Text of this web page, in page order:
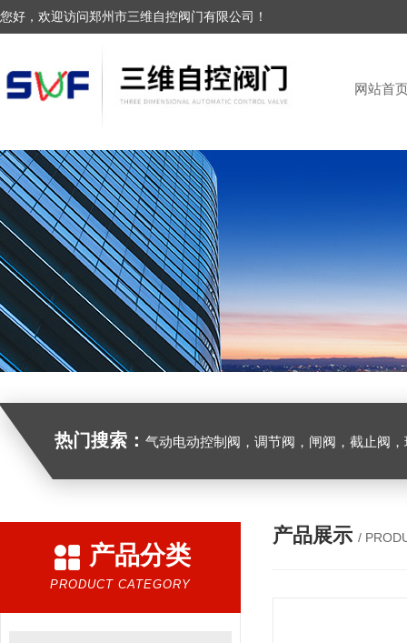
您好，欢迎访问郑州市三维自控阀门有限公司！
网站首
热门搜索： 气动电动控制阀，调节阀，闸阀，截止阀，球阀，蝶阀，止回阀，高温高压
产品分类
PRODUCT CATEGORY
产品展示 /